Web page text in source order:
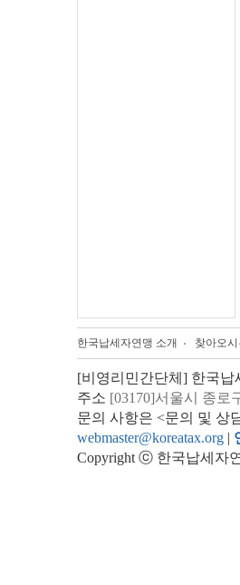
한국납세자연맹 소개 찾아오시
[비영리민간단체] 한국납
주소 [03170]서울시 종로
문의 사항은 <문의 및 상
webmaster@koreatax.org |
Copyright ⓒ 한국납세자연